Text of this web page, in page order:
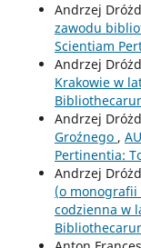
Andrzej
zawodu
Scientiam
Andrzej
Krakowie w
Andrzej
Groźnego ,
Pertinentia:
Andrzej
(o monografii
codzienna w